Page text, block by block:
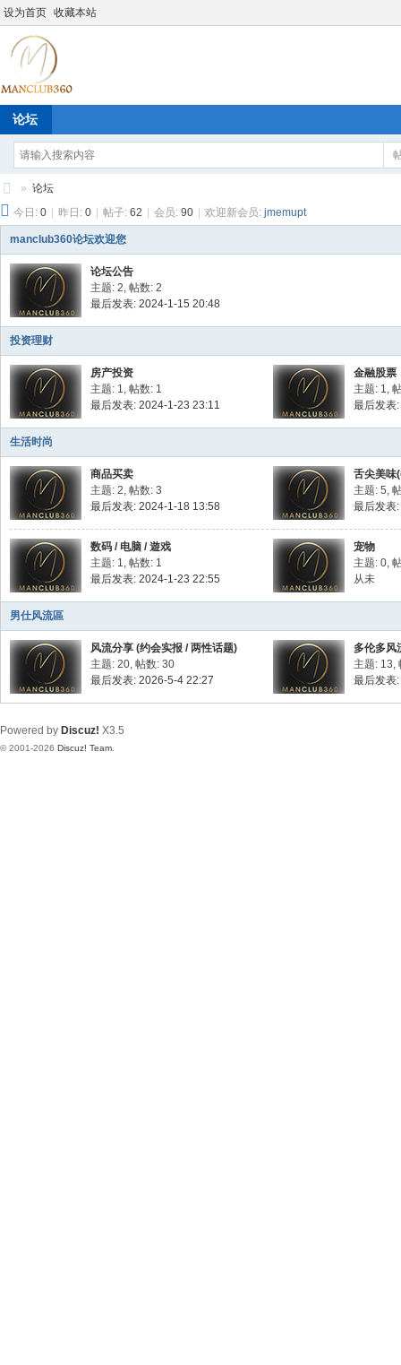
设为首页 收藏本站
论坛
M
an
cl
36
0
» 论坛
今日: 0 昨日: 0 帖子: 62 会员: 90 欢迎新会员: jmemupt
manclub360论坛欢迎您
论坛公告
主题: 2, 帖数: 2
最后发表: 2024-1-15 20:48
投资理财
房产投资
主题: 1, 帖数: 1
最后发表: 2024-1-23 23:11
金融股票
主题: 1,
最后发表
生活时尚
商品买卖
主题: 2, 帖数: 3
最后发表: 2024-1-18 13:58
舌尖美味
主题: 5,
最后发表
数码 / 电脑 / 遊戏
主题: 1, 帖数: 1
最后发表: 2024-1-23 22:55
宠物
主题: 0,
从未
男仕风流區
风流分享 (约会实报 / 两性话题)
主题: 20, 帖数: 30
最后发表: 2026-5-4 22:27
多伦多风
主题: 13,
最后发表
Powered by Discuz! X3.5
© 2001-2026 Discuz! Team